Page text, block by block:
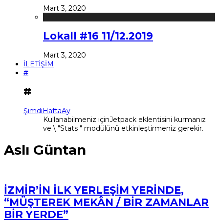
Mart 3, 2020
Lokall #16 11/12.2019
Mart 3, 2020
İLETİŞİM
#
#
ŞimdiHaftaAy
Kullanabilmeniz içinJetpack eklentisini kurmanız
ve \ "Stats " modülünü etkinleştirmeniz gerekir.
Aslı Güntan
İZMİR’İN İLK YERLEŞİM YERİNDE,
“MÜŞTEREK MEKÂN / BİR ZAMANLAR
BİR YERDE”